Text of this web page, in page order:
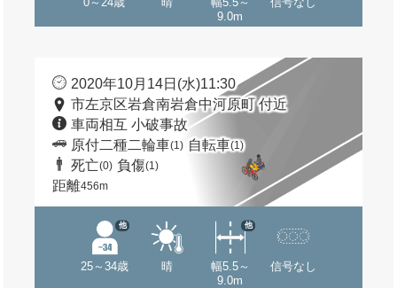
9.0m
2020年10月14日(水)11:30
市左京区岩倉南岩倉中河原町 付近
車両相互 小破事故
原付二種二輪車(1) 自転車(1)
死亡(0) 負傷(1)
距離456m
25～34歳
他
晴
幅5.5～
9.0m
他
信号なし